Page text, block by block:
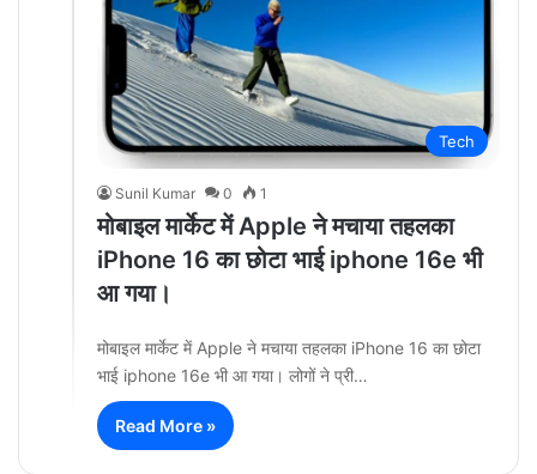
Tech
Sunil Kumar 0 1
मोबाइल मार्केट में Apple ने मचाया तहलका
iPhone 16 का छोटा भाई iphone 16e भी
आ गया।
मोबाइल मार्केट में Apple ने मचाया तहलका iPhone 16 का छोटा
भाई iphone 16e भी आ गया। लोगों ने प्री…
Read More »